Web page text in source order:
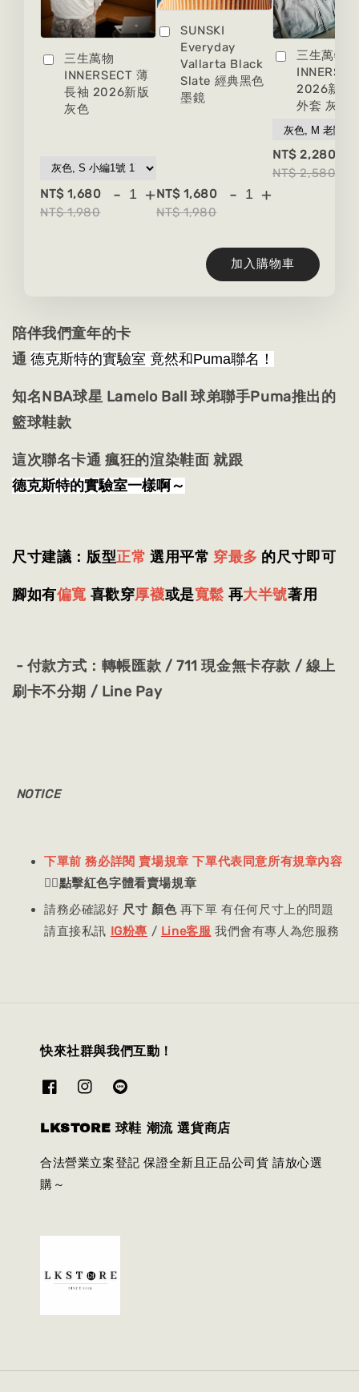
三生萬物
INNERSECT 薄
長袖 2026新版
灰色
NT$ 1,680
NT$ 1,980
- +
SUNSKI
Everyday
Vallarta Black
Slate 經典黑色
墨鏡
NT$ 1,680
NT$ 1,980
- +
三生萬物
2026新版
外套 灰色
NT$ 2,280
NT$ 2,580
加入購物車
陪伴我們童年的卡
通德克斯特的實驗室 竟然和Puma聯名！
知名NBA球星 Lamelo Ball 球弟聯手Puma推出的
籃球鞋款
這次聯名卡通 瘋狂的渲染鞋面 就跟
德克斯特的實驗室一樣啊～
尺寸建議：版型正常 選用平常穿最多 的尺寸即可
腳如有偏寬 喜歡穿厚襪或是寬鬆 再大半號著用
- 付款方式：轉帳匯款 / 711 現金無卡存款 / 線上
刷卡不分期 / Line Pay
NOTICE
下單前 務必詳閱 賣場規章 下單代表同意所有規章內容
👈🏻點擊紅色字體看賣場規章
請務必確認好 尺寸 顏色再下單 有任何尺寸上的問題
請直接私訊 IG粉專 / Line客服 我們會有專人為您服務
快來社群與我們互動！
LKSTORE 球鞋 潮流 選貨商店
合法營業立案登記 保證全新且正品公司貨 請放心選
購～